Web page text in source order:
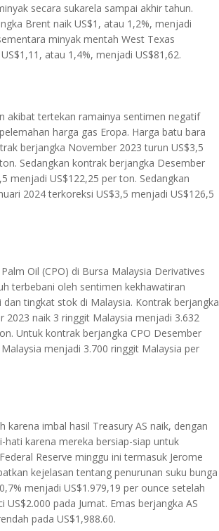
secara sukarela sampai akhir tahun.
Brent naik US$1, atau 1,2%, menjadi
minyak mentah West Texas
atau 1,4%, menjadi US$81,62.
akibat tertekan ramainya sentimen negatif
harga gas Eropa. Harga batu bara
berjangka November 2023 turun US$3,5
Sedangkan kontrak berjangka Desember
menjadi US$122,25 per ton. Sedangkan
2024 terkoreksi US$3,5 menjadi US$126,5
Oil (CPO) di Bursa Malaysia Derivatives
terbebani oleh sentimen kekhawatiran
tingkat stok di Malaysia. Kontrak berjangka
2023 naik 3 ringgit Malaysia menjadi 3.632
Untuk kontrak berjangka CPO Desember
menjadi 3.700 ringgit Malaysia per
karena imbal hasil Treasury AS naik, dengan
karena mereka bersiap-siap untuk
Reserve minggu ini termasuk Jerome
kejelasan tentang penurunan suku bunga
menjadi US$1.979,19 per ounce setelah
US$2.000 pada Jumat. Emas berjangka AS
pada US$1,988.60.